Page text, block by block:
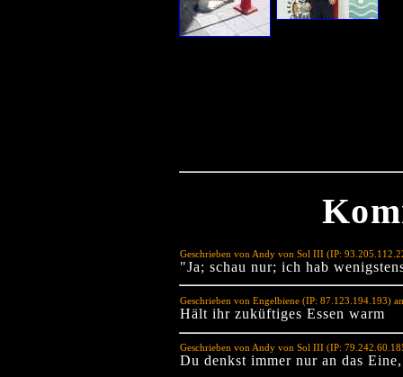
Geschrieben von Andy von Sol III (IP:
"Ja; schau nur; ich hab
Geschrieben von Engelbiene (IP: 87.123.194.193)
Hält ihr zuküftiges Essen warm
Geschrieben von Andy von Sol III (IP:
Du denkst immer nur an das